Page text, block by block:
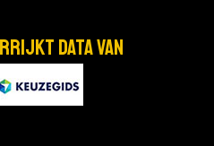
Dag
data van